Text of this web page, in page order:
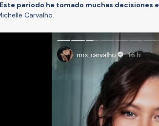
periodo he tomado muchas decisiones
Carvalho.